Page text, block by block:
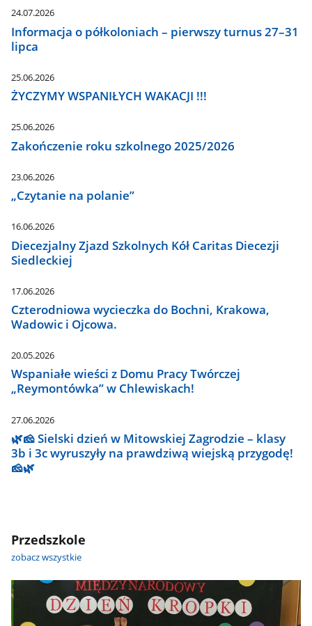
24.07.2026
Informacja o półkoloniach – pierwszy turnus 27–31
lipca
25.06.2026
ŻYCZYMY WSPANIŁYCH WAKACJI !!!
25.06.2026
Zakończenie roku szkolnego 2025/2026
23.06.2026
„Czytanie na polanie”
16.06.2026
Diecezjalny Zjazd Szkolnych Kół Caritas Diecezji
Siedleckiej
17.06.2026
Czterodniowa wycieczka do Bochni, Krakowa,
Wadowic i Ojcowa.
20.05.2026
Wspaniałe wieści z Domu Pracy Twórczej
„Reymontówka” w Chlewiskach!
27.06.2026
🌿🧀 Sielski dzień w Mitowskiej Zagrodzie – klasy
3b i 3c wyruszyły na prawdziwą wiejską przygodę!
🧀🌿
Przedszkole
zobacz wszystkie